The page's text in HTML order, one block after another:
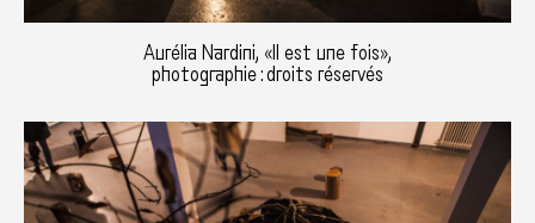
Aurélia Nardini, «Il est une fois»,
photographie : droits réservés